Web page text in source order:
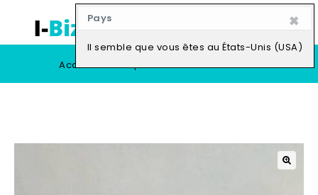
Pays ×
Il semble que vous êtes au États-Unis (USA)
0
Accueil Boutique Vendre